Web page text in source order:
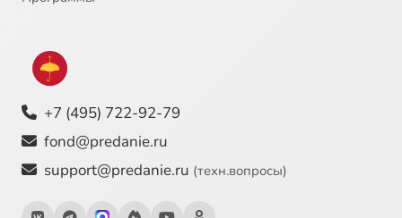
+7 (495) 722-92-79
fond@predanie.ru
support@predanie.ru (техн.вопросы)